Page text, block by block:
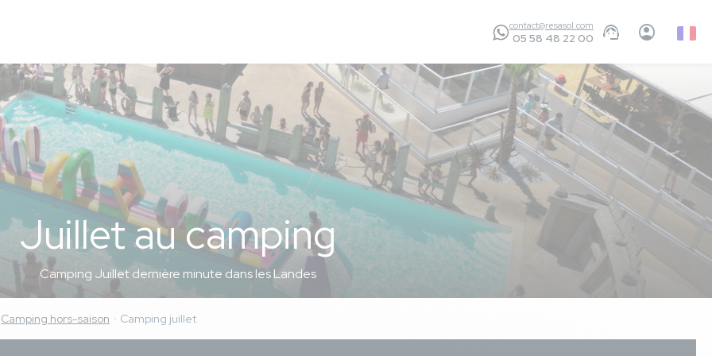
contact@resasol.com
05 58 48 22 00
Juillet au camping
Camping Juillet dernière minute dans les Landes
Camping hors-saison Camping juillet